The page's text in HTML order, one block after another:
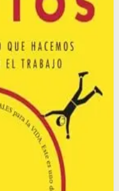
los hábitos,
científica con
y movimientos
mecanismo oculto de
para reprogramarlos
a ti mismo y a tu